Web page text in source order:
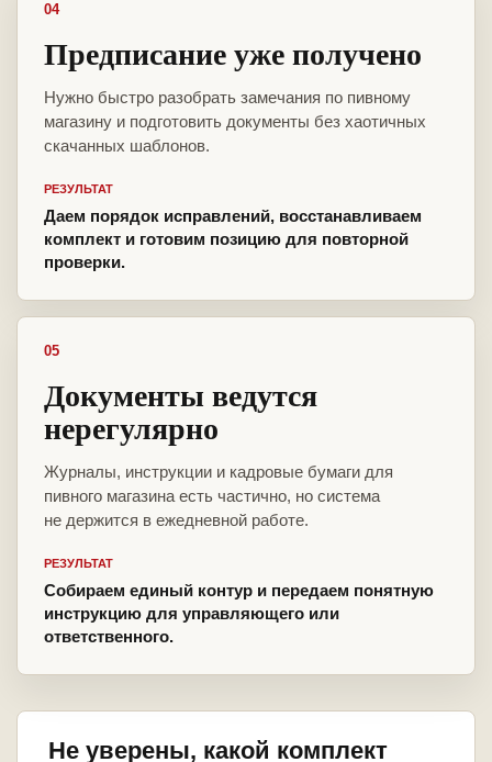
04
Предписание уже получено
Нужно быстро разобрать замечания по пивному
магазину и подготовить документы без хаотичных
скачанных шаблонов.
РЕЗУЛЬТАТ
Даем порядок исправлений, восстанавливаем
комплект и готовим позицию для повторной
проверки.
05
Документы ведутся
нерегулярно
Журналы, инструкции и кадровые бумаги для
пивного магазина есть частично, но система
не держится в ежедневной работе.
РЕЗУЛЬТАТ
Собираем единый контур и передаем понятную
инструкцию для управляющего или
ответственного.
Не уверены, какой комплект